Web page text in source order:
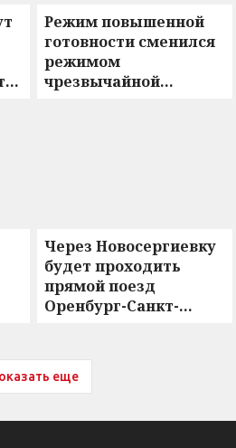
Режим повышенной
готовности сменился
режимом
чрезвычайной
Через Новосергиевку
будет проходить
прямой поезд
Оренбург-Санкт-
еще